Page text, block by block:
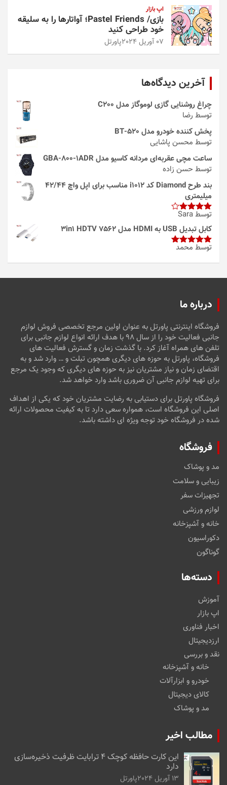
اپ بازار
بازی/ Pastel Friends؛ آواتارها را به سلیقه
خود طراحی کنید
07 آوریل 2024 پاورتل
آخرین دیدگاه‌ها
چراغ روشنایی گازی لوموگاز مدل C200
توسط رضا
پخش کننده خودرو مدل 520-BT
توسط محسن پاشایی
ساعت مچی عقربه‌ای مردانه کاسیو مدل GBA-800-1ADR
توسط حسن زاده
بند طرح Diamond کد i1012 مناسب برای اپل واچ 42/44
میلیمتری
امتیاز4
از 5
توسط Sara
کابل تبدیل USB به HDMI مدل 3in1 HDTV 7562
امتیاز5از
توسط محمد
درباره ما
فروشگاه اینترنتی پاورتل به عنوان اولین مرجع تخصصی فروش لوازم
جانبی فعالیت خود را از سال ۹۸ با هدف ارائه انواع لوازم جانبی برای
تلفن های همراه آغاز کرد. با گذشت زمان و گسترش فعالیت های
فروشگاه، پاورتل به حوزه های دیگری همچون تبلت و … وارد شد و به
اقتضای زمان و نیاز مشتریان نیز به حوزه های دیگری که وجود یک مرجع
برای تهیه لوازم جانبی آن ضروری باشد وارد خواهد شد.
فروشگاه پاورتل برای دستیابی به رضایت مشتریان خود که یکی از اهداف
اصلی این فروشگاه است، همواره سعی دارد تا به کیفیت محصولات ارائه
شده در فروشگاه خود توجه ویژه ای داشته باشد.
فروشگاه
مد و پوشاک
زیبایی و سلامت
تجهیزات سفر
لوازم ورزشی
خانه و آشپزخانه
دکوراسیون
گوناگون
دسته‌ها
آموزش
اپ بازار
اخبار فناوری
ارزدیجیتال
نقد و بررسی
خانه و آشپزخانه
خودرو و ابزارآلات
کالای دیجیتال
مد و پوشاک
مطالب اخیر
این کارت حافظه کوچک ۴ ترابایت ظرفیت ذخیره‌سازی
دارد
13 آوریل 2024 پاورتل